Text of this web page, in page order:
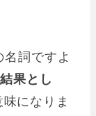
詞ですよ
結果とし
になりま